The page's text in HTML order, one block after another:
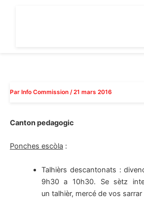
Par Info Commission /21 mars 2016
Canton pedagogic
Ponches escòla :
Talhièrs descantonats :
9h30 a 10h30. Se sètz
un talhièr, mercé de vos